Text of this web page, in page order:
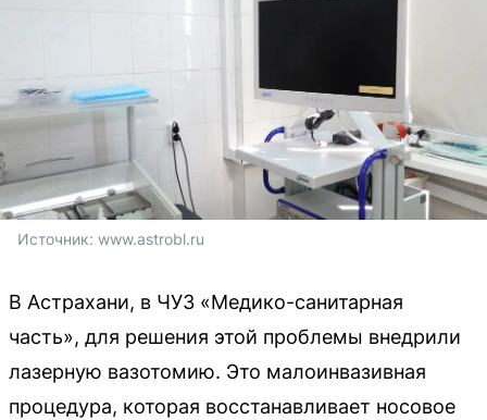
Источник: www.astrobl.ru
В Астрахани, в ЧУЗ «Медико-санитарная
часть», для решения этой проблемы внедрили
лазерную вазотомию. Это малоинвазивная
процедура, которая восстанавливает носовое